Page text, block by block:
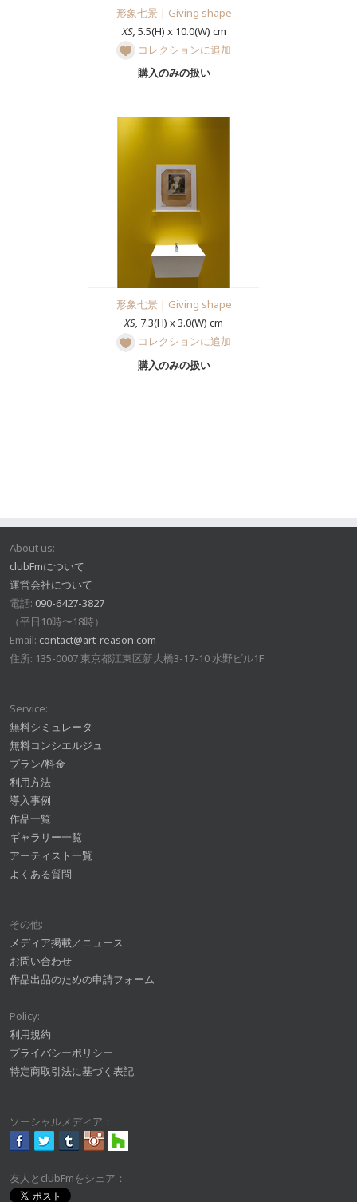
形象七景 | Giving shape
XS, 5.5(H) x 10.0(W) cm
コレクションに追加
購入のみの扱い
形象七景 | Giving shape
XS, 7.3(H) x 3.0(W) cm
コレクションに追加
購入のみの扱い
About us:
clubFmについて
運営会社について
電話: 090-6427-3827
（平日10時〜18時）
Email: contact@art-reason.com
住所: 135-0007 東京都江東区新大橋3-17-10 水野ビル1F
Service:
無料シミュレータ
無料コンシエルジュ
プラン/料金
利用方法
導入事例
作品一覧
ギャラリー一覧
アーティスト一覧
よくある質問
その他:
メディア掲載／ニュース
お問い合わせ
作品出品のための申請フォーム
Policy:
利用規約
プライバシーポリシー
特定商取引法に基づく表記
ソーシャルメディア：
友人とclubFmをシェア：